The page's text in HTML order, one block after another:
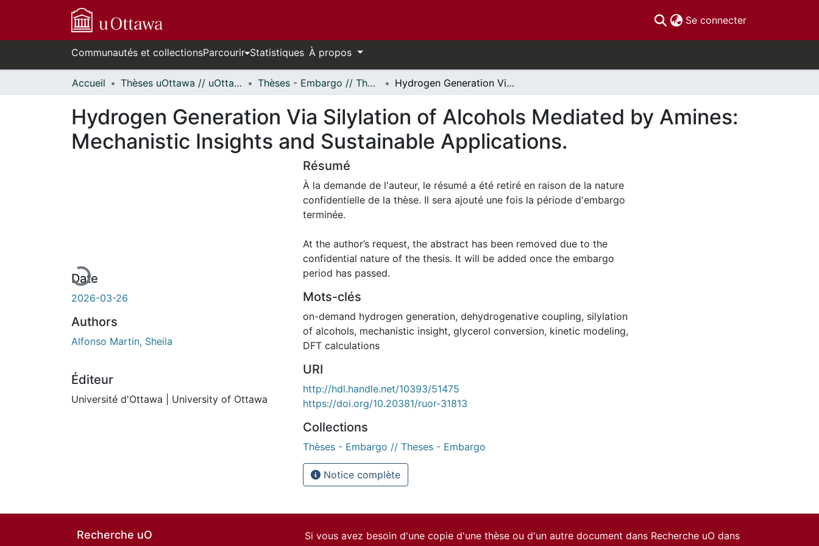
Se connecter(current)
Communautés et collectionsParcourir Statistiques À propos
Accueil Thèses uOttawa // uOttawa Theses Thèses - Embargo // Theses - Embargo Hydrogen Generation Via Silylation of Alcohols Mediated by Amines: Mechanistic Insights and Sustainable Applications.
Hydrogen Generation Via Silylation of Alcohols Mediated by Amines:
Mechanistic Insights and Sustainable Applications.
Date
2026-03-26
Authors
Alfonso Martin, Sheila
Éditeur
Université d'Ottawa | University of Ottawa
Résumé
À la demande de l'auteur, le résumé a été retiré en raison de la nature
confidentielle de la thèse. Il sera ajouté une fois la période d'embargo
terminée.
At the author’s request, the abstract has been removed due to the
confidential nature of the thesis. It will be added once the embargo
period has passed.
Mots-clés
on-demand hydrogen generation, dehydrogenative coupling, silylation
of alcohols, mechanistic insight, glycerol conversion, kinetic modeling,
DFT calculations
URI
http://hdl.handle.net/10393/51475
https://doi.org/10.20381/ruor-31813
Collections
Thèses - Embargo // Theses - Embargo
Notice complète
Recherche uO
Si vous avez besoin d'une copie d'une thèse ou d'un autre document dans Recherche uO dans